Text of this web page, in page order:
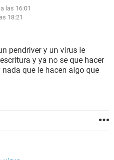
las 16:01
18:21
pendriver y un virus le
y ya no se que hacer
que le hacen algo que